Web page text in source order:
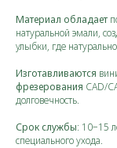
Материал обладает
натуральной эмали,
улыбки, где
Изготавливаются
фрезерования CAD/
долговечность.
Срок службы: 10−15
специального ухода.